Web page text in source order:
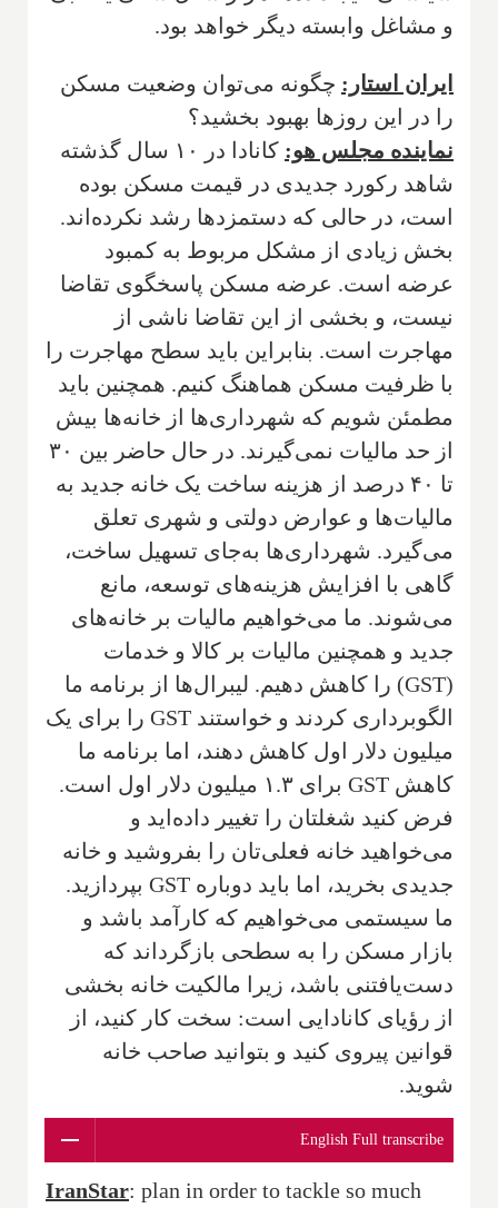
و مشاغل وابسته دیگر خواهد بود.
ایران استار: چگونه می‌توان وضعیت مسکن
را در این روزها بهبود بخشید؟
نماینده مجلس هو:
کانادا در ۱۰ سال گذشته
شاهد رکورد جدیدی در قیمت مسکن بوده
است، در حالی که دستمزدها رشد نکرده‌اند.
بخش زیادی از مشکل مربوط به کمبود
عرضه است. عرضه مسکن پاسخگوی تقاضا
نیست، و بخشی از این تقاضا ناشی از
مهاجرت است. بنابراین باید سطح مهاجرت را
با ظرفیت مسکن هماهنگ کنیم. همچنین باید
مطمئن شویم که شهرداری‌ها از خانه‌ها بیش
از حد مالیات نمی‌گیرند. در حال حاضر بین ۳۰
تا ۴۰ درصد از هزینه ساخت یک خانه جدید به
مالیات‌ها و عوارض دولتی و شهری تعلق
می‌گیرد. شهرداری‌ها به‌جای تسهیل ساخت،
گاهی با افزایش هزینه‌های توسعه، مانع
می‌شوند. ما می‌خواهیم مالیات بر خانه‌های
جدید و همچنین مالیات بر کالا و خدمات
(GST) را کاهش دهیم. لیبرال‌ها از برنامه ما
الگوبرداری کردند و خواستند GST را برای یک
میلیون دلار اول کاهش دهند، اما برنامه ما
کاهش GST برای ۱.۳ میلیون دلار اول است.
فرض کنید شغلتان را تغییر داده‌اید و
می‌خواهید خانه فعلی‌تان را بفروشید و خانه
جدیدی بخرید، اما باید دوباره GST بپردازید.
ما سیستمی می‌خواهیم که کارآمد باشد و
بازار مسکن را به سطحی بازگرداند که
دست‌یافتنی باشد، زیرا مالکیت خانه بخشی
از رؤیای کانادایی است: سخت کار کنید، از
قوانین پیروی کنید و بتوانید صاحب خانه
شوید.
English Full transcribe
IranStar: plan in order to tackle so much